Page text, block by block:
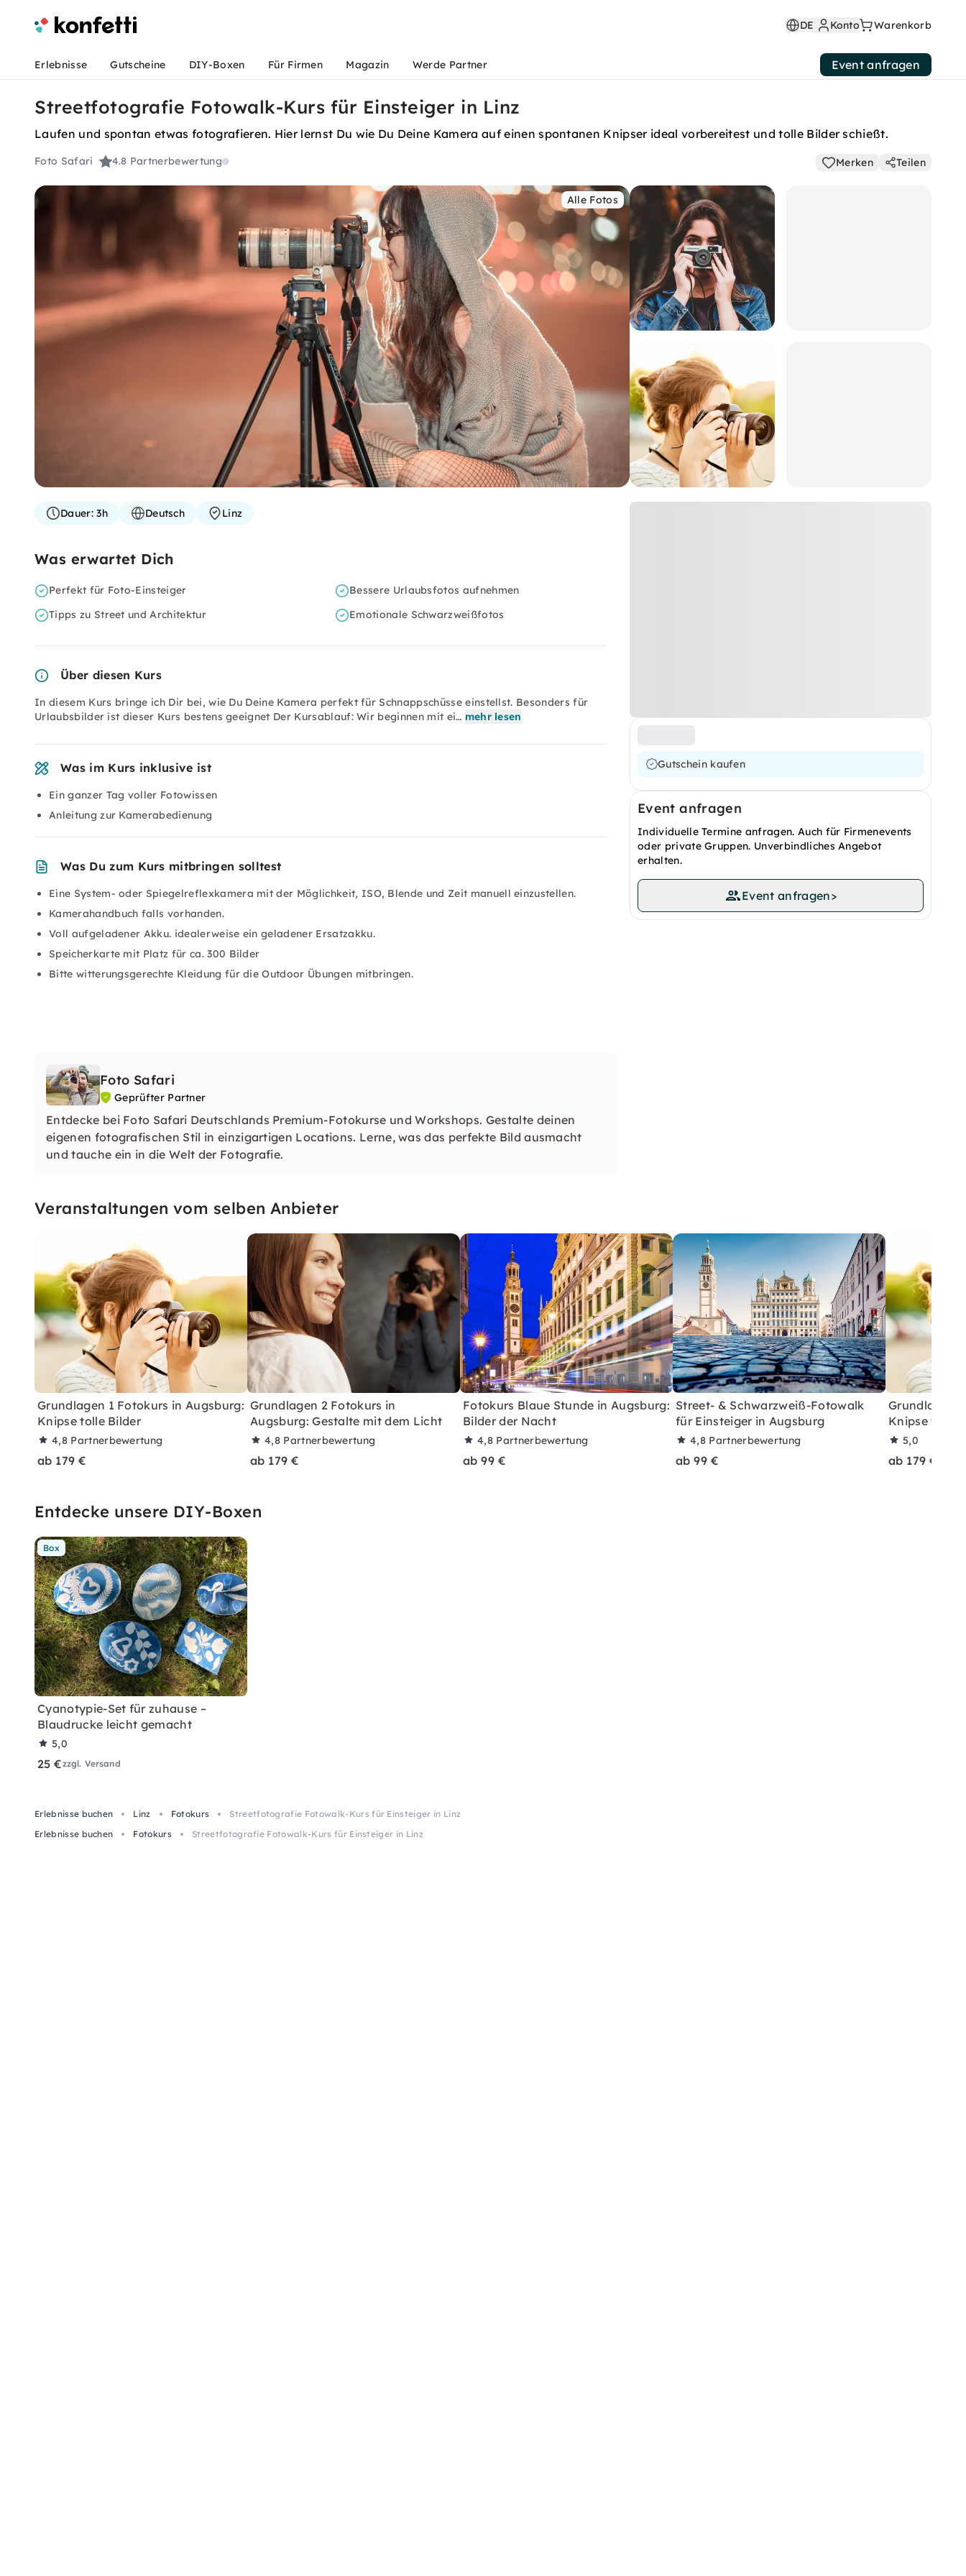
DE Konto Warenkorb
Erlebnisse Gutscheine DIY-Boxen Für Firmen Magazin Werde Partner Event anfragen
Streetfotografie Fotowalk-Kurs für Einsteiger in Linz
Laufen und spontan etwas fotografieren. Hier lernst Du wie Du Deine Kamera auf einen spontanen Knipser ideal vorbereitest und tolle Bilder schießt.
Foto Safari 4.8 Partnerbewertung Merken Teilen
Alle Fotos
Gutschein kaufen
Event anfragen
Individuelle Termine anfragen. Auch für Firmenevents
oder private Gruppen. Unverbindliches Angebot
erhalten.
Event anfragen>
Dauer:3h Deutsch Linz
Was erwartet Dich
Perfekt für Foto-Einsteiger
Bessere Urlaubsfotos aufnehmen
Tipps zu Street und Architektur
Emotionale Schwarzweißfotos
Über diesen Kurs
In diesem Kurs bringe ich Dir bei, wie Du Deine Kamera perfekt für Schnappschüsse einstellst. Besonders für
Urlaubsbilder ist dieser Kurs bestens geeignet Der Kursablauf: Wir beginnen mit ei… mehr lesen
Was im Kurs inklusive ist
Ein ganzer Tag voller Fotowissen
Anleitung zur Kamerabedienung
Was Du zum Kurs mitbringen solltest
Eine System- oder Spiegelreflexkamera mit der Möglichkeit, ISO, Blende und Zeit manuell einzustellen.
Kamerahandbuch falls vorhanden.
Voll aufgeladener Akku. idealerweise ein geladener Ersatzakku.
Speicherkarte mit Platz für ca. 300 Bilder
Bitte witterungsgerechte Kleidung für die Outdoor Übungen mitbringen.
Foto Safari
Geprüfter Partner
Entdecke bei Foto Safari Deutschlands Premium-Fotokurse und Workshops. Gestalte deinen
eigenen fotografischen Stil in einzigartigen Locations. Lerne, was das perfekte Bild ausmacht
und tauche ein in die Welt der Fotografie.
Veranstaltungen vom selben Anbieter
Grundlagen 1 Fotokurs in Augsburg:
Knipse tolle Bilder
4,8 Partnerbewertung
ab 179 €
Grundlagen 2 Fotokurs in
Augsburg: Gestalte mit dem Licht
4,8 Partnerbewertung
ab 179 €
Fotokurs Blaue Stunde in Augsburg:
Bilder der Nacht
4,8 Partnerbewertung
ab 99 €
Street- & Schwarzweiß-Fotowalk
für Einsteiger in Augsburg
4,8 Partnerbewertung
ab 99 €
Grundlagen
Knipse tolle
5,0
ab 179 €
Entdecke unsere DIY-Boxen
Box
Cyanotypie-Set für zuhause –
Blaudrucke leicht gemacht
5,0
25 €zzgl. Versand
Erlebnisse buchen Linz Fotokurs
Streetfotografie Fotowalk-Kurs für Einsteiger in Linz
Erlebnisse buchen
Fotokurs Streetfotografie Fotowalk-Kurs für Einsteiger in Linz